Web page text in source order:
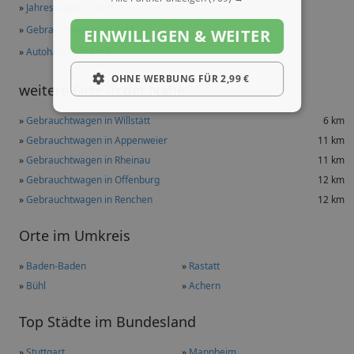
» Jahreswagen in Kehl
»Gebrauchtwagen in Kehl
»Autohäuser in Kehl
weitere Orte in der Nähe
»Gebrauchtwagen in Willstätt
6 km
»Gebrauchtwagen in Appenweier
11 km
»Gebrauchtwagen in Rheinau
11 km
»Gebrauchtwagen in Offenburg
12 km
»Gebrauchtwagen in Renchen 12 km
Orte im Umkreis
» Baden-Baden » Rastatt
» Bühl »Achern
Top Städte im Bundesland
EINWILLIGEN & WEITER
OHNE WERBUNG FÜR 2,99 €